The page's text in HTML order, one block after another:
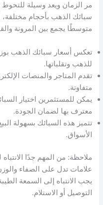
مر الزمان ويعد وسيلة
متوسطًا يجمع بين المرونة
للذهب وتقلباتها.
تقدم المتاجر والمنصات
متفاوتة.
يمكن للمستثمرين اختيار
معترف بها لضمان الجودة.
تتميز هذه السبائك بسهولة
الأسواق.
ملاحظة: من المهم جدًا
علامات تدل على الصفاء
يجب الانتباه إلى السمعة
التوصيل أو الاستلام.